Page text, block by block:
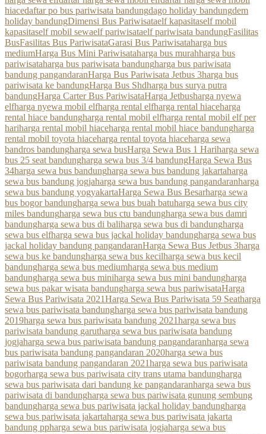
hiacedaftar po bus pariwisata bandungdago holiday bandungdem
holiday bandungDimensi Bus Pariwisataelf kapasitaself mobil
kapasitaself mobil sewaelf pariwisataelf pariwisata bandungFasilitas
BusFasilitas Bus PariwisataGarasi Bus Pariwisataharga bus
mediumHarga Bus Mini Pariwisataharga bus murahharga bus
pariwisataharga bus pariwisata bandungharga bus pariwisata
bandung pangandaranHarga Bus Pariwisata Jetbus 3harga bus
pariwisata ke bandungHarga Bus Shdharga bus surya putra
bandungHarga Carter Bus PariwisataHarga Jetbusharga nyewa
elfharga nyewa mobil elfharga rental elfharga rental hiaceharga
rental hiace bandungharga rental mobil elfharga rental mobil elf per
hariharga rental mobil hiaceharga rental mobil hiace bandungharga
rental mobil toyota hiaceharga rental toyota hiaceharga sewa
bandros bandungharga sewa busHarga Sewa Bus 1 Hariharga sewa
bus 25 seat bandungharga sewa bus 3/4 bandungHarga Sewa Bus
34harga sewa bus bandungharga sewa bus bandung jakartaharga
sewa bus bandung jogjaharga sewa bus bandung pangandaranharga
sewa bus bandung yogyakartaHarga Sewa Bus Besarharga sewa
bus bogor bandungharga sewa bus buah batuharga sewa bus city
miles bandungharga sewa bus ctu bandungharga sewa bus damri
bandungharga sewa bus di baliharga sewa bus di bandungharga
sewa bus elfharga sewa bus jackal holiday bandungharga sewa bus
jackal holiday bandung pangandaranHarga Sewa Bus Jetbus 3harga
sewa bus ke bandungharga sewa bus kecilharga sewa bus kecil
bandungharga sewa bus mediumharga sewa bus medium
bandungharga sewa bus miniharga sewa bus mini bandungharga
sewa bus pakar wisata bandungharga sewa bus pariwisataHarga
Sewa Bus Pariwisata 2021Harga Sewa Bus Pariwisata 59 Seatharga
sewa bus pariwisata bandungharga sewa bus pariwisata bandung
2019harga sewa bus pariwisata bandung 2021harga sewa bus
pariwisata bandung garutharga sewa bus pariwisata bandung
jogjaharga sewa bus pariwisata bandung pangandaranharga sewa
bus pariwisata bandung pangandaran 2020harga sewa bus
pariwisata bandung pangandaran 2021harga sewa bus pariwisata
bogorharga sewa bus pariwisata city trans utama bandungharga
sewa bus pariwisata dari bandung ke pangandaranharga sewa bus
pariwisata di bandungharga sewa bus pariwisata gunung sembung
bandungharga sewa bus pariwisata jackal holiday bandungharga
sewa bus pariwisata jakartaharga sewa bus pariwisata jakarta
bandung ppharga sewa bus pariwisata jogjaharga sewa bus